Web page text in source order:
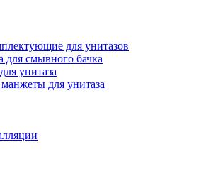
для унитазов
для смывного бачка
унитаза
для унитаза